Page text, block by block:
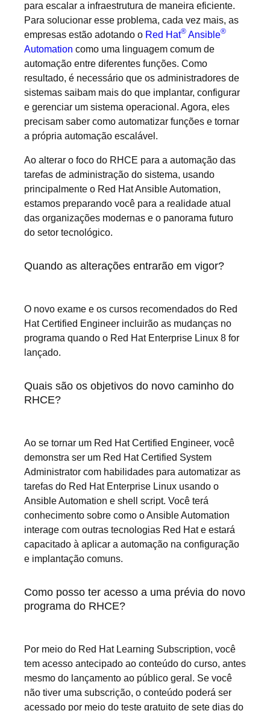
para escalar a infraestrutura de maneira eficiente.
Para solucionar esse problema, cada vez mais, as
empresas estão adotando o Red Hat® Ansible®
Automation como uma linguagem comum de
automação entre diferentes funções. Como
resultado, é necessário que os administradores de
sistemas saibam mais do que implantar, configurar
e gerenciar um sistema operacional. Agora, eles
precisam saber como automatizar funções e tornar
a própria automação escalável.
Ao alterar o foco do RHCE para a automação das
tarefas de administração do sistema, usando
principalmente o Red Hat Ansible Automation,
estamos preparando você para a realidade atual
das organizações modernas e o panorama futuro
do setor tecnológico.
Quando as alterações entrarão em vigor?
O novo exame e os cursos recomendados do Red
Hat Certified Engineer incluirão as mudanças no
programa quando o Red Hat Enterprise Linux 8 for
lançado.
Quais são os objetivos do novo caminho do
RHCE?
Ao se tornar um Red Hat Certified Engineer, você
demonstra ser um Red Hat Certified System
Administrator com habilidades para automatizar as
tarefas do Red Hat Enterprise Linux usando o
Ansible Automation e shell script. Você terá
conhecimento sobre como o Ansible Automation
interage com outras tecnologias Red Hat e estará
capacitado à aplicar a automação na configuração
e implantação comuns.
Como posso ter acesso a uma prévia do novo
programa do RHCE?
Por meio do Red Hat Learning Subscription, você
tem acesso antecipado ao conteúdo do curso, antes
mesmo do lançamento ao público geral. Se você
não tiver uma subscrição, o conteúdo poderá ser
acessado por meio do teste gratuito de sete dias do